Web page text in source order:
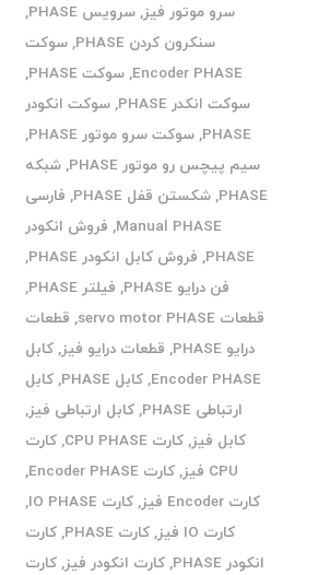
سرو موتور فیز,سرویس PHASE
,
سنکرون کردن PHASE
,سوکت
Encoder PHASE
,سوکت PHASE
,
سوکت انکدر PHASE
,سوکت انکودر
PHASE
,سوکت سرو موتور PHASE
,
سیم پیچس رو موتور PHASE
,شبکه
PHASE
,شکستن قفل PHASE , فارسی
Manual PHASE
, فروش انکودر
PHASE
, فروش کابل انکودر PHASE
,
فن درایو PHASE
, فیلتر PHASE
,
قطعات servo motor PHASE
, قطعات
درایو PHASE
, قطعات درایو فیز,کابل
Encoder PHASE
,کابل PHASE ,کابل
ارتباطی PHASE
,کابل ارتباطی فیز,
کابل فیز,کارت CPU PHASE ,کارت
CPU فیز
,کارت Encoder PHASE
,
کارت Encoder فیز
,کارت IO PHASE
,
کارت IO فیز
,کارت PHASE ,کارت
انکودر PHASE
,کارت انکودر فیز,کارت